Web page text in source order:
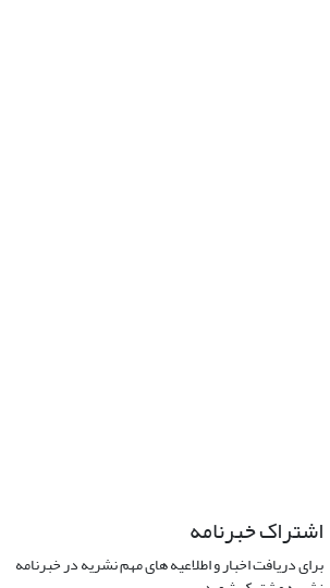
اشتراک خبرنامه
برای دریافت اخبار و اطلاعیه های مهم نشریه در خبرنامه